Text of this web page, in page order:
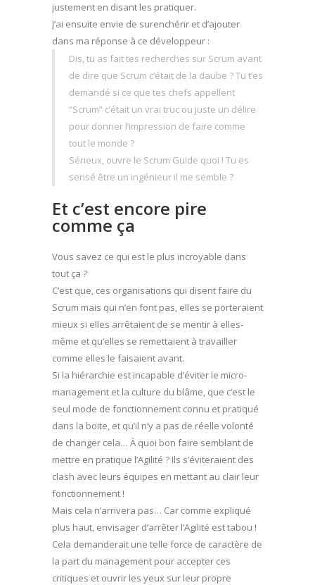
justement en disant les pratiquer.
J’ai ensuite envie de surenchérir et d’ajouter
dans ma réponse à ce développeur :
Dis, tu as fait tes recherches sur Scrum avant
de dire que Scrum c’était de la daube ? Tu t’es
demandé si ce que tes chefs appellent
“Scrum” c’était un vrai truc ou juste un délire
pour donner l’impression de faire comme
tout le monde ?
Sérieux, ouvre le Scrum Guide quoi ! Tu es
sensé être un ingénieur il me semble ?
Et c’est encore pire
comme ça
Vous savez ce qui est le plus incroyable dans
tout ça ?
C’est que, ces organisations qui disent faire du
Scrum mais qui n’en font pas, elles se porteraient
mieux si elles arrêtaient de se mentir à elles-
même et qu’elles se remettaient à travailler
comme elles le faisaient avant.
Si la hiérarchie est incapable d’éviter le micro-
management et la culture du blâme, que c’est le
seul mode de fonctionnement connu et pratiqué
dans la boite, et qu’il n’y a pas de réelle volonté
de changer cela… À quoi bon faire semblant de
mettre en pratique l’Agilité ? Ils s’éviteraient des
clash avec leurs équipes en mettant au clair leur
fonctionnement !
Mais cela n’arrivera pas… Car comme expliqué
plus haut, envisager d’arrêter l’Agilité est tabou !
Cela demanderait une telle force de caractère de
la part du management pour accepter ces
critiques et ouvrir les yeux sur leur propre